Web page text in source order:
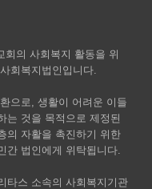
회의 사회복지 활동을 위
회복지법인입니다.
으로, 생활이 어려운 이들
는 것을 목적으로 제정된
의 자활을 촉진하기 위한
간 법인에게 위탁됩니다.
타스 소속의 사회복지기관